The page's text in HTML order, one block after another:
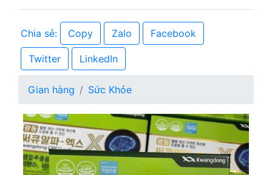
Chia sẻ: Copy Zalo Facebook
Twitter LinkedIn
Gian hàng Sức Khỏe